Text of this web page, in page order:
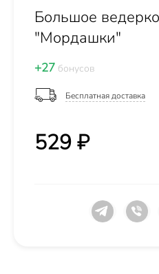
Большое
"Мордашки"
+27 бонусов
Бесплатная доставка
529 ₽